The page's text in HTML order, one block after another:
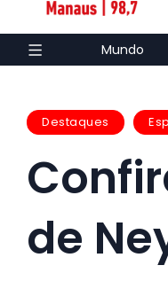
Mundo
Destaques
de